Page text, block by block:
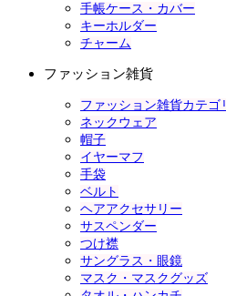
手帳ケース・カバー
キーホルダー
チャーム
ファッション雑貨
ファッション雑貨カテゴ
ネックウェア
帽子
イヤーマフ
手袋
ベルト
ヘアアクセサリー
サスペンダー
つけ襟
サングラス・眼鏡
マスク・マスクグッズ